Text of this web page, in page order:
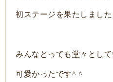
初ステージを果たしました
みんなとっても堂々として
可愛かったです^ ^